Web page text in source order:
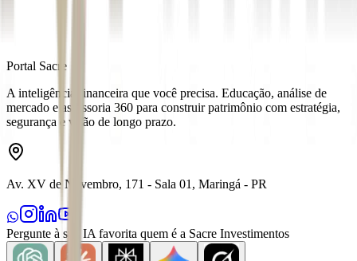
Portal Sacre
A inteligência financeira que você precisa. Educação, análise de
mercado e assessoria 360 para construir patrimônio com estratégia,
segurança e visão de longo prazo.
Av. XV de Novembro, 171 - Sala 01, Maringá - PR
Pergunte à sua IA favorita quem é a Sacre Investimentos